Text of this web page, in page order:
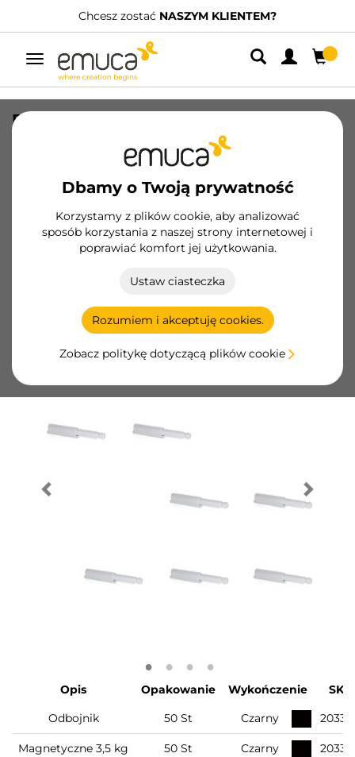
Chcesz zostać NASZYM KLIENTEM?
Przełącz
nawigację
Dbamy o Twoją prywatność
Korzystamy z plików cookie, aby analizować
sposób korzystania z naszej strony internetowej i
poprawiać komfort jej użytkowania.
Ustaw ciasteczka
Rozumiem i akceptuję cookies.
Zobacz politykę dotyczącą plików cookie
Pakiet 10 zamków drzwiowych Push
Latch, Przykręcane, Plastik, Szary
Podstawowe produkty
Zostań klientem
Opis Opakowanie Wykończenie
SKU
Odbojnik
50 St Czarny
Magnetyczne 3,5 kg 50 St Czarny